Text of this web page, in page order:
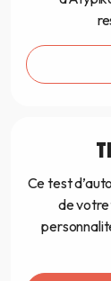
Ce test
de